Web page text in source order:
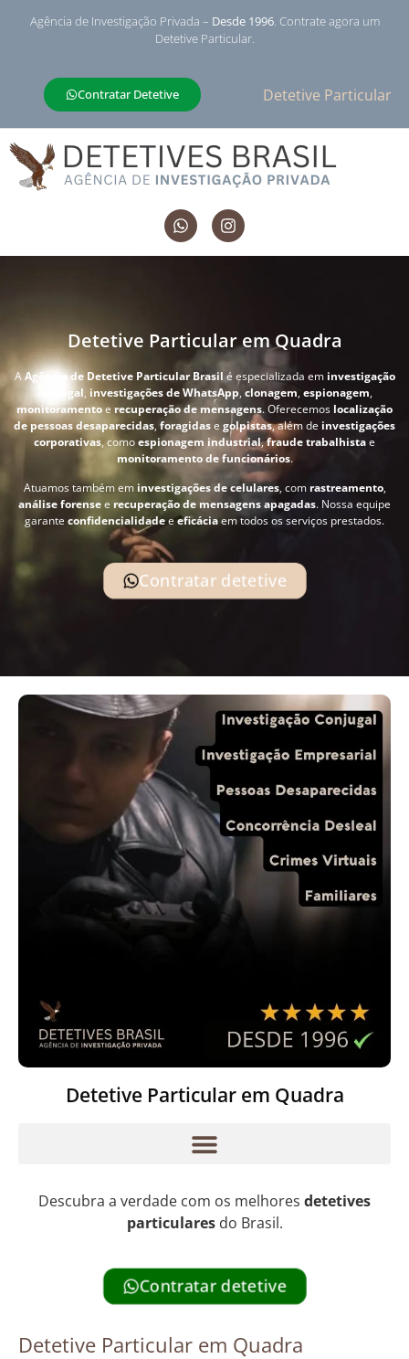
Agência de Investigação Privada – Desde 1996. Contrate agora um
Detetive Particular.
Contratar Detetive Detetive Particular
Detetive Particular em Quadra
AAgência de Detetive Particular Brasil é especializada em investigação
conjugal, investigações de WhatsApp, clonagem,espionagem,
monitoramentoe recuperação de mensagens. Oferecemos localização
de pessoas desaparecidas, foragidase golpistas, além de investigações
corporativas, comoespionagem industrial,fraude trabalhistae
monitoramento de funcionários.
Atuamos também em investigações de celulares, com rastreamento,
análise forensee recuperação de mensagens apagadas. Nossa equipe
garante confidencialidadeeeficáciaem todos os serviços prestados.
Contratar detetive
Detetive Particular em Quadra
Descubra a verdade com os melhores detetives
particularesdo Brasil.
Contratar detetive
Detetive Particular em Quadra